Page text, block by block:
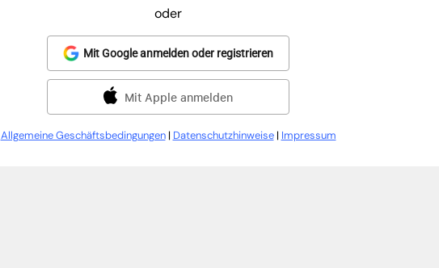
oder
Mit Google anmelden oder registrieren
Mit Apple anmelden
Allgemeine Geschäftsbedingungen| Datenschutzhinweise| Impressum